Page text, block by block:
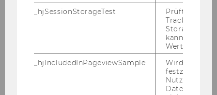
Univ.-Prof. Dr. Robert Kert
_hjSessionStorageTest
Prüft, ob der
Tracking
Storage
kann. Wenn
Wert von 1
_hjIncludedInPageviewSample
Wird gesetzt,
festzustellen,
Nutzer in die